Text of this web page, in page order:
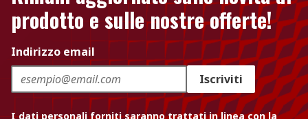
prodotto e sulle nostre offerte!
Indirizzo email
Iscriviti
I dati personali forniti saranno trattati in linea con la